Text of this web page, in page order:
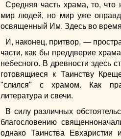
Средняя часть храма, то, что
мир людей, но мир уже
освященный Им. Здесь во
И, наконец, притвор, —
части, как бы преддверие
небесного. В древности здесь
готовящиеся к Таинству
"слился" с храмом. Как
литература и свечи.
В силу различных
благословению
однако Таинства